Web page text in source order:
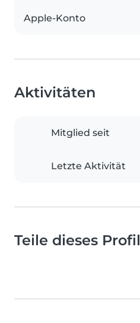
Apple-Konto
Aktivitäten
Mitglied seit
Letzte Aktivität
Teile dieses Profil